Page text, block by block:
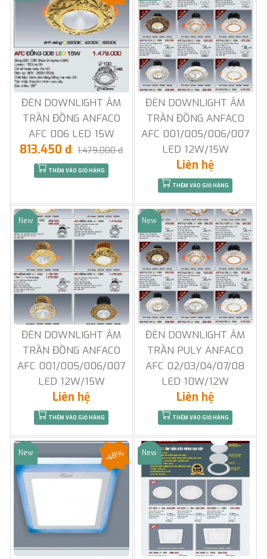
ĐÈN DOWNLIGHT ÂM
TRẦN ĐỒNG ANFACO
AFC 006 LED 15W
813.450 đ 1.479.000 đ
THÊM VÀO GIỎ HÀNG
ĐÈN DOWNLIGHT ÂM
TRẦN ĐỒNG ANFACO
AFC 001/005/006/007
LED 12W/15W
Liên hệ
THÊM VÀO GIỎ HÀNG
Sale
New
ĐÈN DOWNLIGHT ÂM
TRẦN ĐỒNG ANFACO
AFC 001/005/006/007
LED 12W/15W
Liên hệ
THÊM VÀO GIỎ HÀNG
Sale
New
ĐÈN DOWNLIGHT ÂM
TRẦN PULY ANFACO
AFC 02/03/04/07/08
LED 10W/12W
Liên hệ
THÊM VÀO GIỎ HÀNG
Sale
New -48% Sale
New